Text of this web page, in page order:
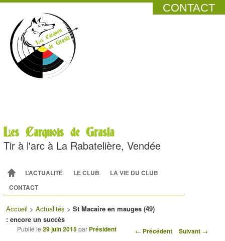
CONTACT
Les Carquois de Grasla
Tir à l'arc à La Rabatelière, Vendée
Menu principal
ALLER AU CONTENU PRINCIPAL
ALLER AU CONTENU SECONDAIRE
L’ACTUALITÉ LE CLUB
LA VIE DU CLUB
CONTACT
Accueil > Actualités > St Macaire en mauges (49)
: encore un succès
Navigation des articles
← Précédent Suivant →
Publié le29 juin 2015par Président